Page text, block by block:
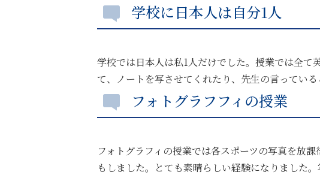
学校に日本人は自分1人
学校では日本人は私1人だけでした。授業では全て
て、ノートを写させてくれたり、先生の言ってい
フォトグラフフィの授業
フォトグラフィの授業では各スポーツの写真を放
もしました。とても素晴らしい経験になりました